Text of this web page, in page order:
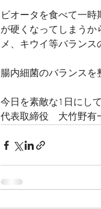
ビオータを食べて一
が硬くなってしまうか
メ、キウイ等バランス
腸内細菌のバランスを
今日を素敵な1日にして
代表取締役　大竹野有